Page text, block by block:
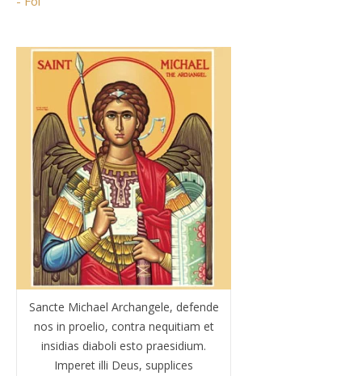
Sancte Michael Archangele, defende
nos in proelio, contra nequitiam et
insidias diaboli esto praesidium.
Imperet illi Deus, supplices